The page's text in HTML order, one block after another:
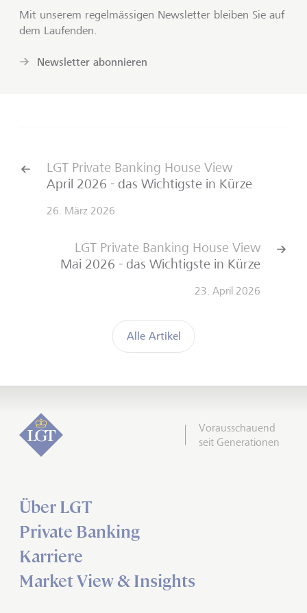
Mit unserem regelmässigen Newsletter bleiben Sie auf
dem Laufenden.
Newsletter abonnieren
LGT Private Banking House View
April 2026 - das Wichtigste in Kürze
26. März 2026
Alle Artikel
LGT Private Banking House View
Mai 2026 - das Wichtigste in Kürze
23. April 2026
Vorausschauend
seit Generationen
Über LGT
Private Banking
Karriere
Market View & Insights